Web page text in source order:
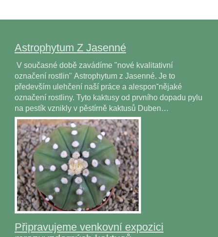
Astrophytum Z Jasenné
V současné době zavádíme "nové kvalitativní
označení rostlin" Astrophytum z Jasenné. Je to
především ulehčení naší práce a alesponˇnějaké
označení rostliny. Tyto kaktusy od prvního dopadu pylu
na pestík vznikly v pěstírně kaktusů Duben…
Připravujeme venkovní expozici